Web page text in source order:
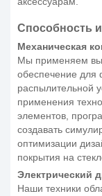
Способность
Механическая
Мы применяем
обеспечение
распылительной
применения
элементов,
создавать
оптимизации
покрытия на
Электрический
Наши техники